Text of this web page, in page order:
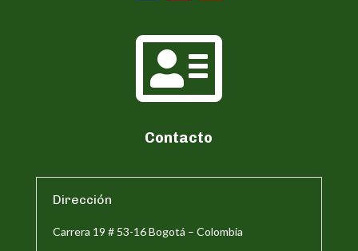

Contacto
Dirección
Carrera 19 # 53-16 Bogotá – Colombia